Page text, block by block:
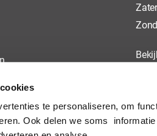
te personaliseren, om
Ook delen we soms